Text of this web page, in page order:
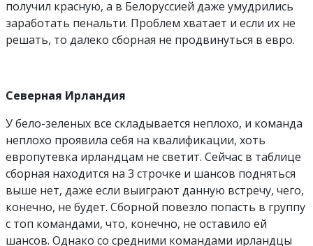
получил красную, а в Белоруссией даже умудрились
заработать пенальти. Проблем хватает и если их не
решать, то далеко сборная не продвинуться в евро.
Северная Ирландия
У бело-зеленых все складывается неплохо, и команда
неплохо проявила себя на квалификации, хоть
европутевка ирландцам не светит. Сейчас в таблице
сборная находится на 3 строчке и шансов подняться
выше нет, даже если выиграют данную встречу, чего,
конечно, не будет. Сборной повезло попасть в группу
с топ командами, что, конечно, не оставило ей
шансов. Однако со средними командами ирландцы